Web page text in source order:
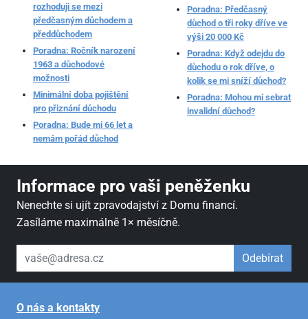
rozhoduji se mezi
předčasným důchodem a
předdůchodem
Poradna: Ročník narození
1963 a důchodové
možnosti
Minimální doba pojištění
pro přiznání důchodu
Poradna: Bude mi 66 let a
nemám pořád důchod
Poradna: Předčasný
důchod o tři roky dříve ve
výši 20 000 Kč
Poradna: Když odejdu do
důchodu o rok dříve, o
kolik se mi sníží důchod?
Poradna: Mohou mi sebrat
invalidní důchod?
Informace pro vaši peněženku
Nenechte si ujít zpravodajství z Domu financí.
Zasíláme maximálně 1× měsíčně.
váš email Odebírat
O nás a kontakty